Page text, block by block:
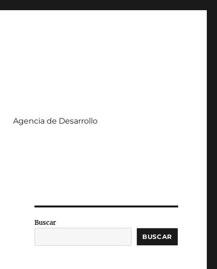
Agencia de Desarrollo
Buscar
BUSCAR